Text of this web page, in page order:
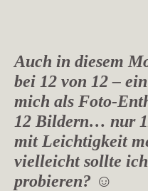
Auch in diesem
bei 12 von 12 –
mich als Foto-
12 Bildern… nur
mit Leichtigkeit
vielleicht sollte
probieren? ☺️